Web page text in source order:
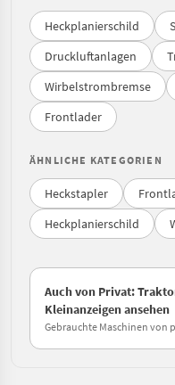
Heckplanierschild
Druckluftanlagen
Wirbelstrombremse
Frontlader
ÄHNLICHE KATEGORIEN
Heckstapler
Heckplanierschild
Auch von Privat:
Kleinanzeigen ansehen
Gebrauchte Maschinen von